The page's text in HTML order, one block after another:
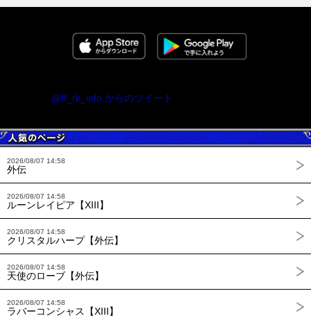
@ff_rk_info からのツイート
2026/08/07 14:58
外伝
2026/08/07 14:58
ルーンレイピア【XIII】
2026/08/07 14:58
クリスタルハープ【外伝】
2026/08/07 14:58
天使のローブ【外伝】
2026/08/07 14:58
ラバーコンシャス【XIII】